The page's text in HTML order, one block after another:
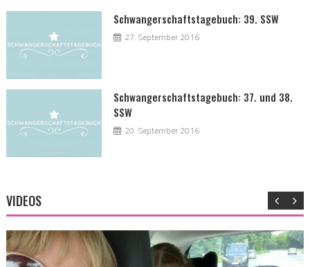
Schwangerschaftstagebuch: 39. SSW
27. September 2016
Schwangerschaftstagebuch: 37. und 38.
SSW
20. September 2016
VIDEOS